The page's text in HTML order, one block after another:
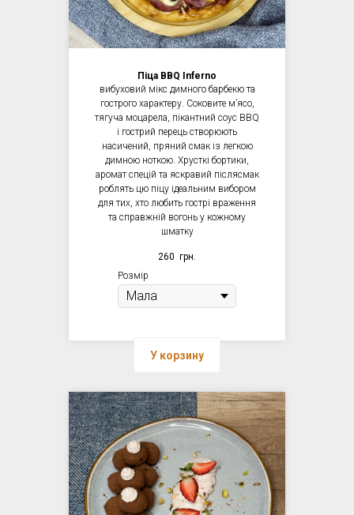
Піца BBQ Inferno
вибуховий мікс димного барбекю та
гострого характеру. Соковите мʼясо,
тягуча моцарела, пікантний соус BBQ
і гострий перець створюють
насичений, пряний смак із легкою
димною ноткою. Хрусткі бортики,
аромат спецій та яскравий післясмак
роблять цю піцу ідеальним вибором
для тих, хто любить гострі враження
та справжній вогонь у кожному
шматку
260 грн.
Розмір
У корзину